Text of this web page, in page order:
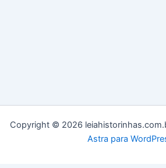
Copyright © 2026
Astra para